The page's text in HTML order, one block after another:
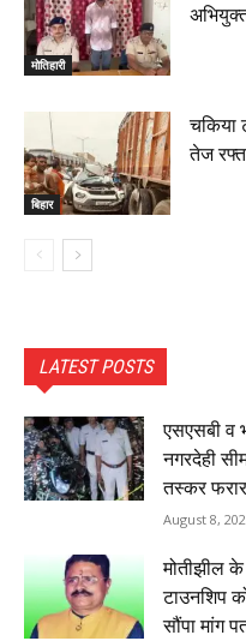
मोतिहारी
बिहार
चकिया
तेज
LATEST POSTS
एसएसबी व
नगरदेही
तस्कर फरार
August 8,
मोतीझील
टाउनशिप
सौंपा मांग